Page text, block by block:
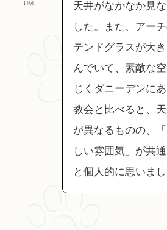
UMi
天井がなかなか見
した。また、アー
テンドグラスが大
んでいて、素敵な
じくダニーデンに
教会と比べると、
が異なるものの、
しい雰囲気」が共通
と個人的に思いま